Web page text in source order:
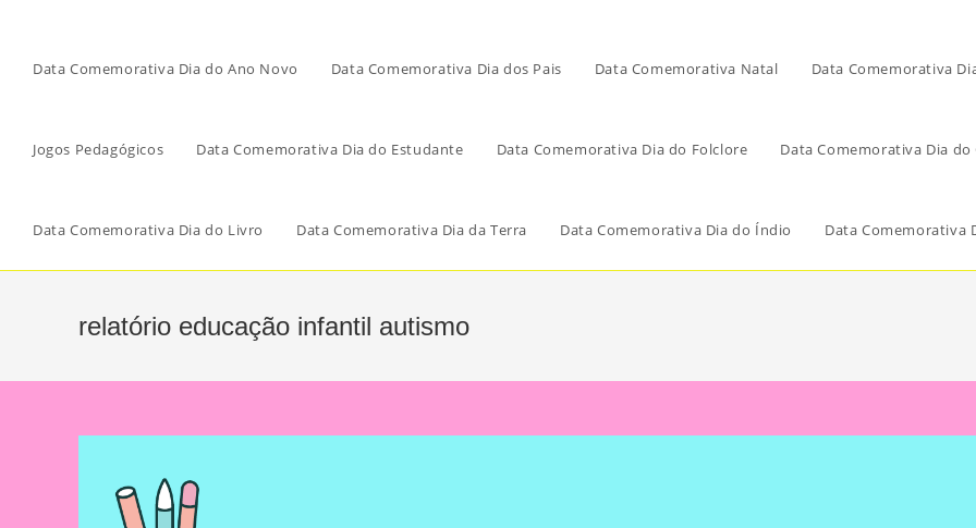
Data Comemorativa Dia do Ano Novo Data Comemorativa Dia dos Pais Data Comemorativa Natal Data Comemorativa
Jogos Pedagógicos Data Comemorativa Dia do Estudante Data Comemorativa Dia do Folclore Data Comemorativa Dia do
Data Comemorativa Dia do Livro Data Comemorativa Dia da Terra Data Comemorativa Dia do Índio Data Comemorativa
relatório educação infantil autismo